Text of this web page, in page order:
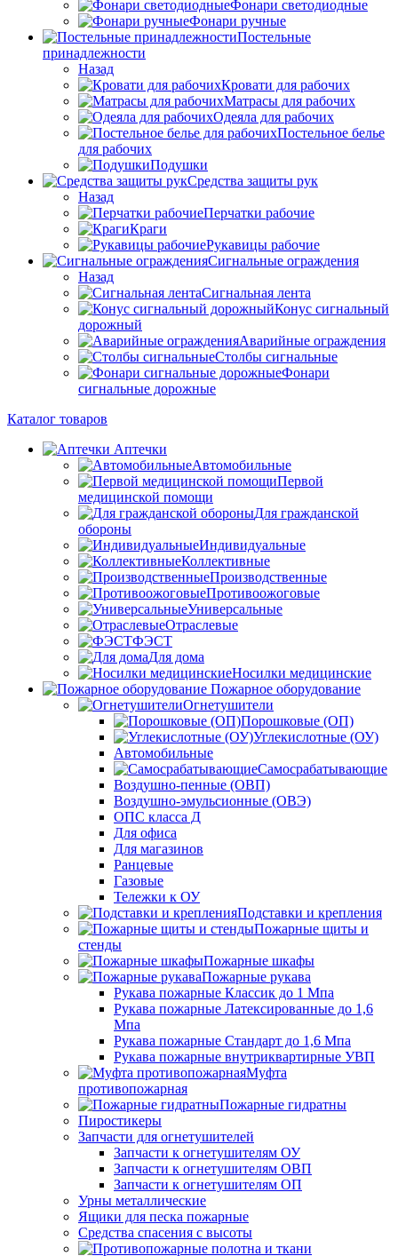
Фонари светодиодные
Фонари ручные
Постельные
принадлежности
Назад
Кровати для рабочих
Матрасы для рабочих
Одеяла для рабочих
Постельное белье
для рабочих
Подушки
Средства защиты рук
Назад
Перчатки рабочие
Краги
Рукавицы рабочие
Сигнальные ограждения
Назад
Сигнальная лента
Конус сигнальный
дорожный
Аварийные ограждения
Столбы сигнальные
Фонари
сигнальные дорожные
Каталог товаров
Аптечки
Автомобильные
Первой
медицинской помощи
Для гражданской
обороны
Индивидуальные
Коллективные
Производственные
Противоожоговые
Универсальные
Отраслевые
ФЭСТ
Для дома
Носилки медицинские
Пожарное оборудование
Огнетушители
Порошковые (ОП)
Углекислотные (ОУ)
Автомобильные
Самосрабатывающие
Воздушно-пенные (ОВП)
Воздушно-эмульсионные (ОВЭ)
ОПС класса Д
Для офиса
Для магазинов
Ранцевые
Газовые
Тележки к ОУ
Подставки и крепления
Пожарные щиты и
стенды
Пожарные шкафы
Пожарные рукава
Рукава пожарные Классик до 1 Мпа
Рукава пожарные Латексированные до 1,6
Мпа
Рукава пожарные Стандарт до 1,6 Мпа
Рукава пожарные внутриквартирные УВП
Муфта
противопожарная
Пожарные гидратны
Пиростикеры
Запчасти для огнетушителей
Запчасти к огнетушителям ОУ
Запчасти к огнетушителям ОВП
Запчасти к огнетушителям ОП
Урны металлические
Ящики для песка пожарные
Средства спасения с высоты